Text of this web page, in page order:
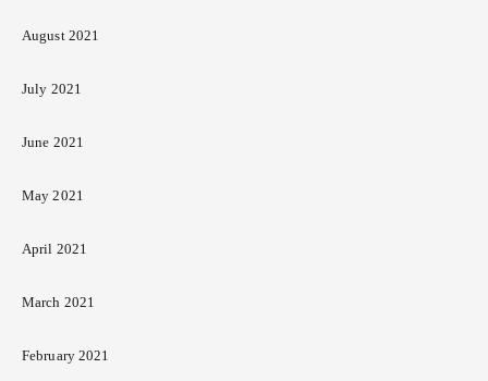
August 2021
July 2021
June 2021
May 2021
April 2021
March 2021
February 2021